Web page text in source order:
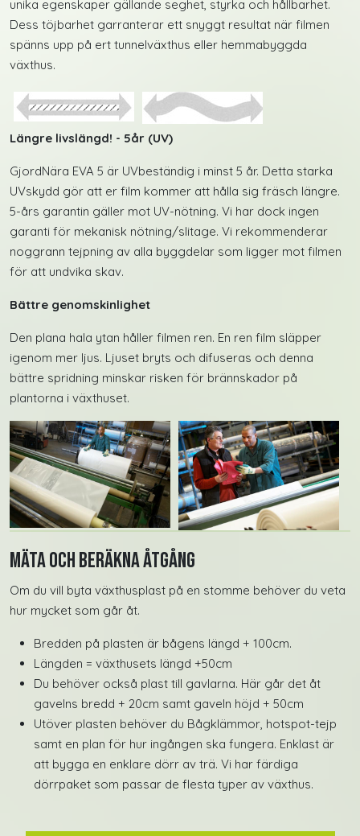
unika egenskaper gällande seghet, styrka och hållbarhet.
Dess töjbarhet garranterar ett snyggt resultat när filmen
spänns upp på ert tunnelväxthus eller hemmabyggda
växthus.
Längre livslängd! - 5år (UV)
GjordNära EVA 5 är UVbeständig i minst 5 år. Detta starka
UVskydd gör att er film kommer att hålla sig fräsch längre.
5-års garantin gäller mot UV-nötning. Vi har dock ingen
garanti för mekanisk nötning/slitage. Vi rekommenderar
noggrann tejpning av alla byggdelar som ligger mot filmen
för att undvika skav.
Bättre genomskinlighet
Den plana hala ytan håller filmen ren. En ren film släpper
igenom mer ljus. Ljuset bryts och difuseras och denna
bättre spridning minskar risken för brännskador på
plantorna i växthuset.
Mäta och beräkna åtgång
Om du vill byta växthusplast på en stomme behöver du veta
hur mycket som går åt.
Bredden på plasten är bågens längd + 100cm.
Längden = växthusets längd +50cm
Du behöver också plast till gavlarna. Här går det åt
gavelns bredd + 20cm samt gaveln höjd + 50cm
Utöver plasten behöver du Bågklämmor, hotspot-tejp
samt en plan för hur ingången ska fungera. Enklast är
att bygga en enklare dörr av trä. Vi har färdiga
dörrpaket som passar de flesta typer av växthus.